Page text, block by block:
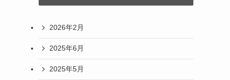
2026年2月
2025年6月
2025年5月